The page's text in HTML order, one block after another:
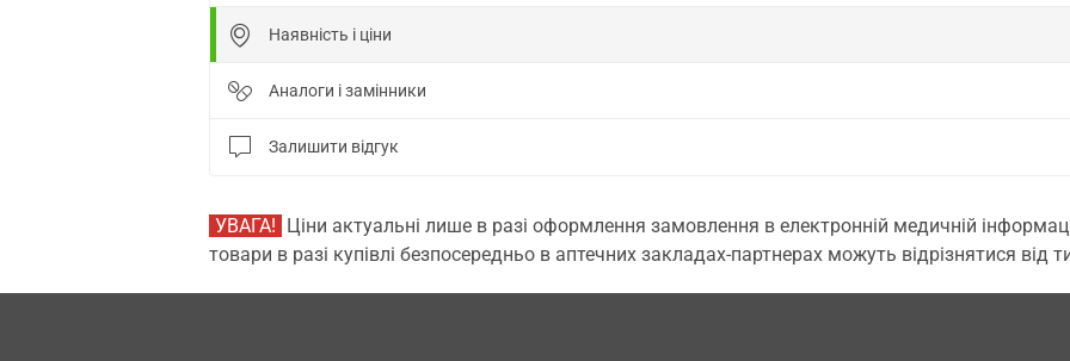
Наявність і ціни
Аналоги і замінники
Залишити відгук
УВАГА! Ціни актуальні лише в разі оформлення замовлення в електронній медичній
товари в разі купівлі безпосередньо в аптечних закладах-партнерах можуть відрізнятися від